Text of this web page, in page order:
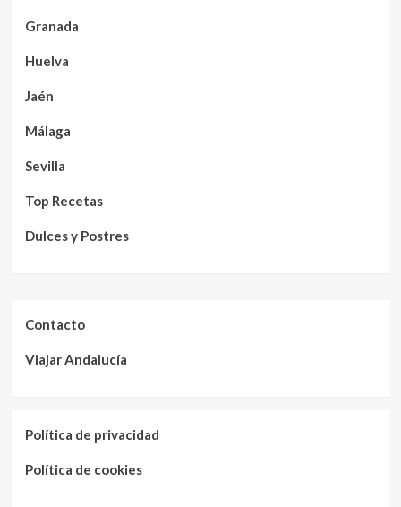
Granada
Huelva
Jaén
Málaga
Sevilla
Top Recetas
Dulces y Postres
Contacto
Viajar Andalucía
Política de privacidad
Política de cookies